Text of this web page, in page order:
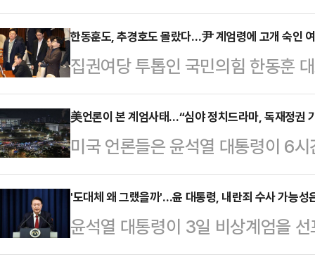
해할 수가 없다. 헌법은 “국회가 재
요구한 때에는 대통령은 이를 해
있다. 국회는 야당인 더불어민주당
있다. 계엄령 선포 즉시 해제를 결
서 윤 대통령이 ‘긴급 대국민 특별담
름의 대안이 정밀하게 마련됐을 것
그렇게 생각했…
한동훈도, 추경호도 몰랐다…尹 계엄령에 고개 숙인
집권여당 투톱인 국민의힘 한동훈
의 비상계엄 선포에 대해 사과와 유
국회의 의견을 받아들여, 조속히 계
는 4일 국회에서 계엄해제 결의안
이런 사태가 발생해 대단히 유감스
결로 이번 (비상계엄은) 실질적인
금 이 계엄령에 근거해서 군경이 공
美언론이 본 계엄사태…“심야 정치드라마, 독재정권
미국 언론들은 윤석열 대통령이 6
긴급 보도하면서 배경과 향후 정치
는 3일(현지시간) “윤 대통령이 몇
천 명의 시위대는 서울에서 거리로
'도대체 왜 그랬을까'…윤 대통령, 내란죄 수사 가능
윤석열 대통령이 3일 비상계엄을